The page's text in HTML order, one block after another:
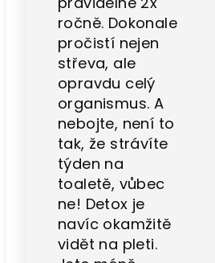
ročně. Dokonale
pročistí nejen
střeva, ale
opravdu celý
organismus. A
nebojte, není to
tak, že strávíte
týden na
toaletě, vůbec
ne! Detox je
navíc okamžitě
vidět na pleti.